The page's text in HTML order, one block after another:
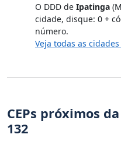
O DDD de Ipatinga
cidade, disque: 0 +
número.
Veja todas as
CEPs próximos
132